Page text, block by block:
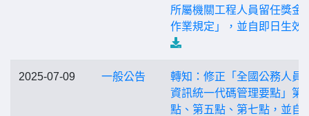
所屬機關工程人員留任獎金
作業規定」，並自即日生效
2025-07-09 一般公告
轉知：修正「全國公務人員
資訊統一代碼管理要點」第
點、第五點、第七點，並自